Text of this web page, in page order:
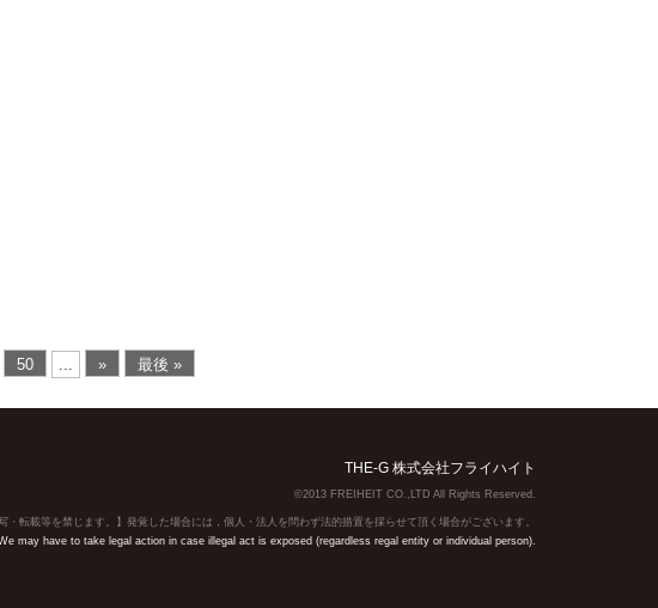
50 ... » 最後 »
THE-G 株式会社フライハイト
©2013 FREIHEIT CO.,LTD All Rights Reserved.
・転載等を禁じます。】発覚した場合には，個人・法人を問わず法的措置を採らせて頂く場合がございます。
may have to take legal action in case illegal act is exposed (regardless regal entity or individual person).